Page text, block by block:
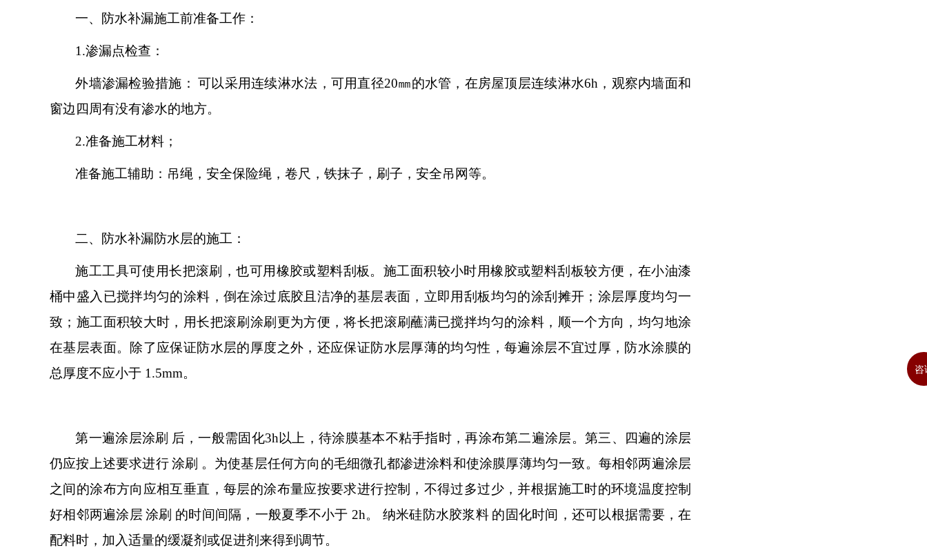
一、 防水补漏施工前准备工作：
1.渗漏点检查：
外墙渗漏检验措施 ： 可以采用连续淋水法，可用直径20㎜的水管，在房屋顶层连续淋水6h，观察内墙面和
窗边四周有没有渗水的地方。
2.准备施工材料；
准备施工辅助：吊绳，安全保险绳，卷尺，铁抹子，刷子，安全吊网等。
二、 防水补漏防水层的施工：
施工工具可使用长把滚刷，也可用橡胶或塑料刮板。施工面积较小时用橡胶或塑料刮板较方便，在小油漆
桶中盛入已搅拌均匀的涂料，倒在涂过底胶且洁净的基层表面，立即用刮板均匀的涂刮摊开；涂层厚度均匀一
致；施工面积较大时，用长把滚刷涂刷更为方便，将长把滚刷蘸满已搅拌均匀的涂料，顺一个方向，均匀地涂
在基层表面。除了应保证防水层的厚度之外，还应保证防水层厚薄的均匀性，每遍涂层不宜过厚，防水涂膜的
总厚度不应小于 1.5mm。
第一遍涂层涂刷 后，一般需固化3h以上，待涂膜基本不粘手指时，再涂布第二遍涂层。第三、四遍的涂层
仍应按上述要求进行 涂刷 。为使基层任何方向的毛细微孔都渗进涂料和使涂膜厚薄均匀一致。每相邻两遍涂层
之间的涂布方向应相互垂直，每层的涂布量应按要求进行控制，不得过多过少，并根据施工时的环境温度控制
好相邻两遍涂层 涂刷 的时间间隔，一般夏季不小于 2h。 纳米硅防水胶浆料 的固化时间，还可以根据需要，在
配料时，加入适量的缓凝剂或促进剂来得到调节。
咨